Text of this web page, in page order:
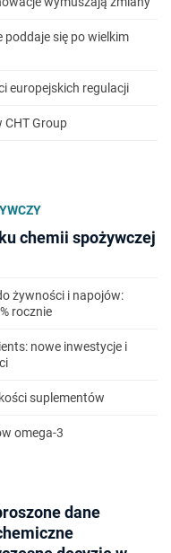
poddaje się po wielkim
europejskich regulacji
Group
chemii spożywczej
żywności i napojów:
rocznie
nowe inwestycje i
suplementów
omega-3
dane